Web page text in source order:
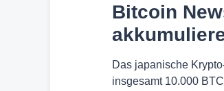
Bitcoin
Das japanische
insgesamt 10.000